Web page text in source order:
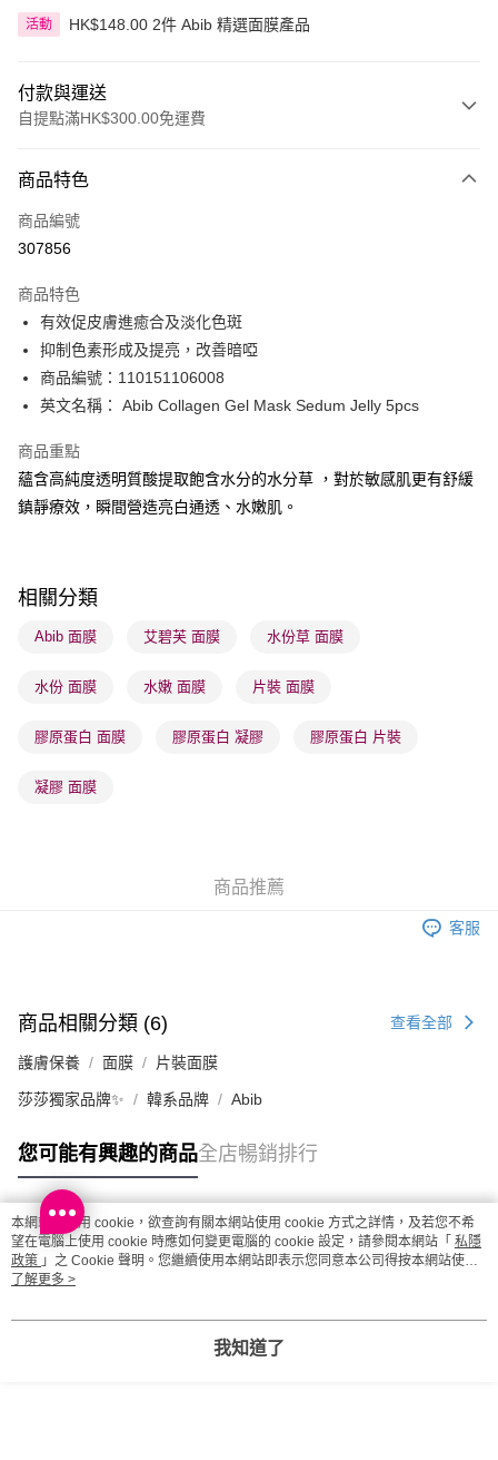
活動 HK$148.00 2件 Abib 精選面膜產品
付款與運送
自提點滿HK$300.00免運費
信用卡
Apple Pay
PayMe
WeChat Pay
BoC Pay
送貨方式
順豐自助櫃 - 確認發貨後1-3個工作天送達
每筆HK$65.00，滿HK$300.00或以上免運費
每筆HK$65.00，滿HK$300.00或以上免運費
確認發貨後1-3 工作天送達，訂單將隨機分配至SF順豐速運或京東
每筆HK$65.00，滿HK$300.00或以上免運費
(香港門市) 只顯示可選門市。確認發貨後2-5個工作天到店，3天內
每筆HK$20.00，滿HK$100.00或以上免運費
每筆HK$20.00，滿HK$100.00或以上免運費
運費表
商品特色
商品編號
307856
商品特色
有效促皮膚進癒合及淡化色斑
抑制色素形成及提亮，改善暗啞
商品編號：110151106008
英文名稱： Abib Collagen Gel Mask Sedum Jelly 5pcs
商品重點
蘊含高純度透明質酸提取飽含水分的水分草 ，對於敏感肌更有舒緩
鎮靜療效，瞬間營造亮白通透、水嫩肌。
相關分類
Abib 面膜 艾碧芙 面膜 水份草 面膜
水份 面膜 水嫩 面膜 片裝 面膜
膠原蛋白 面膜 膠原蛋白 凝膠 膠原蛋白 片裝
凝膠 面膜
商品推薦
客服
商品相關分類 (6) 查看全部
護膚保養 面膜 片裝面膜
莎莎獨家品牌✨ 韓系品牌 Abib
您可能有興趣的商品全店暢銷排行
熱門標籤
熱銷排行
本網站中使用 cookie，欲查詢有關本網站使用 cookie 方式之詳情，及若您不希
望在電腦上使用 cookie 時應如何變更電腦的 cookie 設定，請參閱本網站「 私隱
政策 」之 Cookie 聲明。您繼續使用本網站即表示您同意本公司得按本網站使用
條款之 Cookie 聲明使用 cookie。
了解更多 >
我知道了